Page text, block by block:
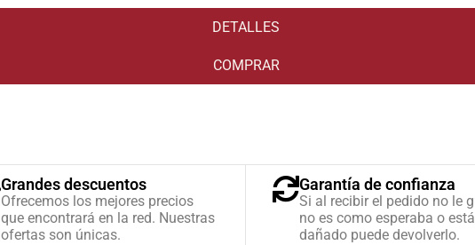
DETALLES
COMPRAR
Grandes descuentos
Ofrecemos los mejores precios
que encontrará en la red. Nuestras
ofertas son únicas.
Garantía de confianza
Si al recibir el pedido no le
no es como esperaba o está
dañado puede devolverlo.